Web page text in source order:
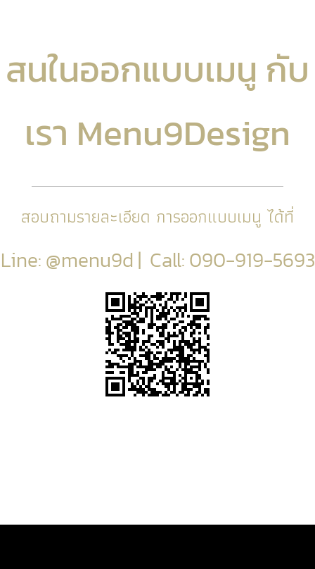
สนในออกแบบเมนู กับ
เรา Menu9Design
สอบถามรายละเอียด การออกแบบเมนู ได้ที่
Line: @menu9d | Call: 090-919-5693